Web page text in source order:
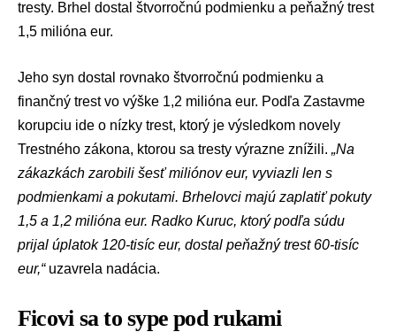
tresty. Brhel dostal štvorročnú podmienku a peňažný trest
1,5 milióna eur.
Jeho syn dostal rovnako štvorročnú podmienku a
finančný trest vo výške 1,2 milióna eur. Podľa Zastavme
korupciu ide o nízky trest, ktorý je výsledkom novely
Trestného zákona, ktorou sa tresty výrazne znížili. „Na
zákazkách zarobili šesť miliónov eur, vyviazli len s
podmienkami a pokutami. Brhelovci majú zaplatiť pokuty
1,5 a 1,2 milióna eur. Radko Kuruc, ktorý podľa súdu
prijal úplatok120-tisíc eur, dostal peňažný trest 60-tisíc
eur,“uzavrela nadácia.
Ficovi sa to sype pod rukami